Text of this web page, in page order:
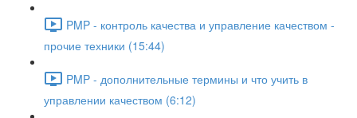
PMP - контроль качества и управление качеством -
прочие техники (15:44)
PMP - дополнительные термины и что учить в
управлении качеством (6:12)